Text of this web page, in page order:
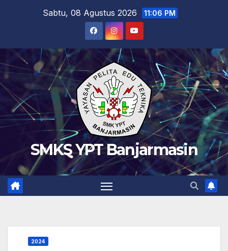
Sabtu, 08 Agustus 2026 11:06 PM
SMKS YPT Banjarmasin
2024